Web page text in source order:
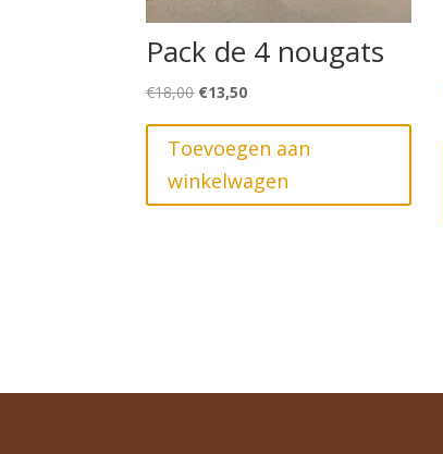
Pack de 4 nougats
€18,00 Oorspronkelijke
was:
€18,00.
€13,50Huidige
is:
€13,50.
Toevoegen aan
winkelwagen